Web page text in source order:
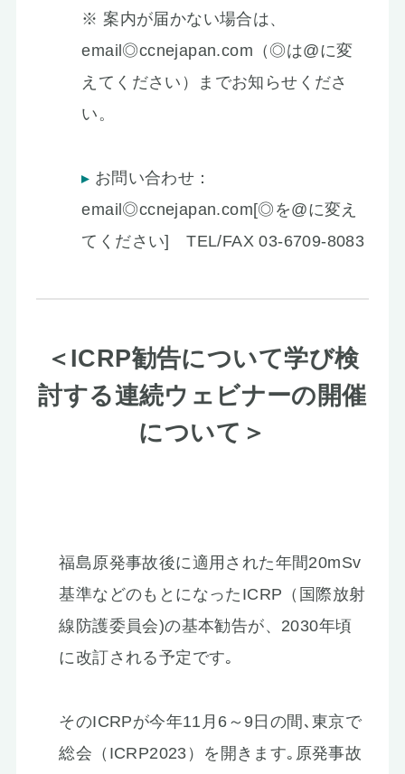
※ 案内が届かない場合は、
email◎ccnejapan.com（◎は@に変
えてください）までお知らせくださ
い。
お問い合わせ：
email◎ccnejapan.com[◎を@に変え
てください] TEL/FAX 03-6709-8083
＜ICRP勧告について学び検
討する連続ウェビナーの開催
について＞
福島原発事故後に適用された年間20mSv
基準などのもとになったICRP（国際放射
線防護委員会)の基本勧告が、2030年頃
に改訂される予定です｡
そのICRPが今年11月6～9日の間､東京で
総会（ICRP2023）を開きます｡原発事故